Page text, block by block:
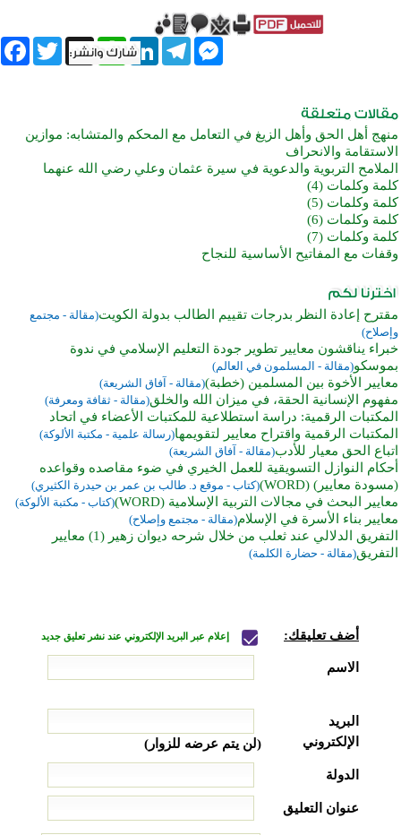
Twitter X
WhatsAppLinkedInTelegram
Messenger
منهج أهل الحق وأهل الزيغ في التعامل مع المحكم والمتشابه: موازين
الاستقامة والانحراف
الملامح التربوية والدعوية في سيرة عثمان وعلي رضي الله عنهما
كلمة وكلمات (4)
كلمة وكلمات (5)
كلمة وكلمات (6)
كلمة وكلمات (7)
وقفات مع المفاتيح الأساسية للنجاح
مقترح إعادة النظر بدرجات تقييم الطالب بدولة الكويت(مقالة - مجتمع
وإصلاح)
خبراء يناقشون معايير تطوير جودة التعليم الإسلامي في ندوة
بموسكو(مقالة - المسلمون في العالم)
معايير الأخوة بين المسلمين (خطبة)(مقالة - آفاق الشريعة)
مفهوم الإنسانية الحقة، في ميزان الله والخلق(مقالة - ثقافة ومعرفة)
المكتبات الرقمية: دراسة استطلاعية للمكتبات الأعضاء في اتحاد
المكتبات الرقمية واقتراح معايير لتقويمها(رسالة علمية - مكتبة الألوكة)
اتباع الحق معيار للأدب(مقالة - آفاق الشريعة)
أحكام النوازل التسويقية للعمل الخيري في ضوء مقاصده وقواعده
(مسودة معايير) (WORD)
(كتاب - موقع د. طالب بن عمر بن حيدرة الكثيري)
معايير البحث في مجالات التربية الإسلامية (WORD) (كتاب - مكتبة الألوكة)
معايير بناء الأسرة في الإسلام(مقالة - مجتمع وإصلاح)
التفريق الدلالي عند ثعلب من خلال شرحه ديوان زهير (1) معايير
التفريق(مقالة - حضارة الكلمة)
أضف تعليقك: إعلام عبر البريد الإلكتروني عند نشر تعليق جديد
الاسم
البريد
الإلكتروني
(لن يتم عرضه للزوار)
الدولة
عنوان التعليق